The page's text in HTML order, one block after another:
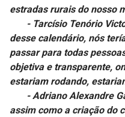
estradas rurais do nosso
- Tarcísio Tenório
desse calendário, nós
passar para todas
objetiva e transparente,
estariam rodando,
- Adriano Alexandre
assim como a criação do